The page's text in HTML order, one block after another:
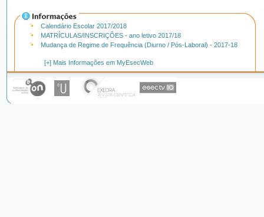
Calendário Escolar 2017/2018
MATRÍCULAS/INSCRIÇÕES - ano letivo 2017/18
Mudança de Regime de Frequência (Diurno / Pós-Laboral) - 2017-18
[+] Mais Informações em MyEsecWeb